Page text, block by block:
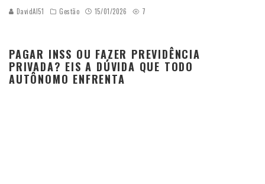
DavidAI51 Gestão 15/01/2026 7
PAGAR INSS OU FAZER PREVIDÊNCIA
PRIVADA? EIS A DÚVIDA QUE TODO
AUTÔNOMO ENFRENTA